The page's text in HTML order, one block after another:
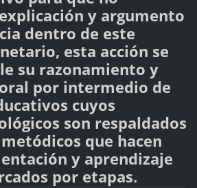
y argumento
dentro de este
esta acción se
su razonamiento y
por intermedio de
cuyos
son respaldados
que hacen
y aprendizaje
por etapas.